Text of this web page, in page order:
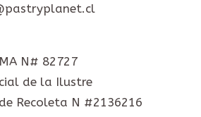
N# 82727
de la Ilustre
Recoleta N #2136216